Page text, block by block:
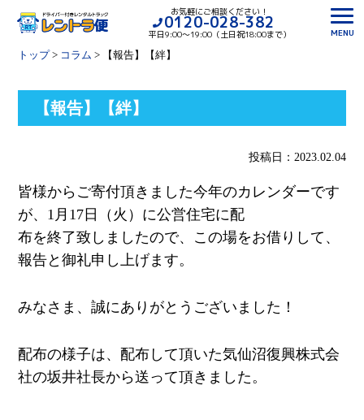
お気軽にご相談ください！
0120-028-382
平日9:00〜19:00（土日祝18:00まで）
MENU
トップ> コラム > 【報告】【絆】
【報告】【絆】
投稿日：2023.02.04
皆様からご寄付頂きました今年のカレンダーです
が、1月17日（ 火）に公営住宅に配
布を終了致しましたので、この場をお借りして、
報告と御礼申し上げます。
みなさま、誠にありがとうございました！
配布の様子は、配布して頂いた気仙沼復興株式会
社の坂井社長から送って頂きました。